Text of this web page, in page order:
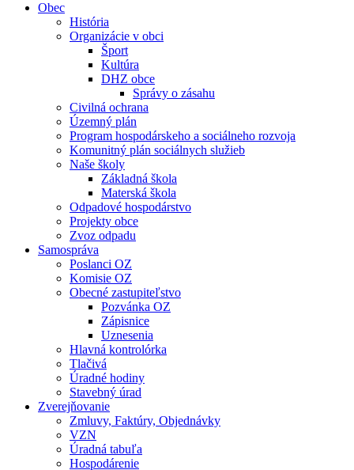
Obec
História
Organizácie v obci
Šport
Kultúra
DHZ obce
Správy o zásahu
Civilná ochrana
Územný plán
Program hospodárskeho a sociálneho rozvoja
Komunitný plán sociálnych služieb
Naše školy
Základná škola
Materská škola
Odpadové hospodárstvo
Projekty obce
Zvoz odpadu
Samospráva
Poslanci OZ
Komisie OZ
Obecné zastupiteľstvo
Pozvánka OZ
Zápisnice
Uznesenia
Hlavná kontrolórka
Tlačivá
Úradné hodiny
Stavebný úrad
Zverejňovanie
Zmluvy, Faktúry, Objednávky
VZN
Úradná tabuľa
Hospodárenie